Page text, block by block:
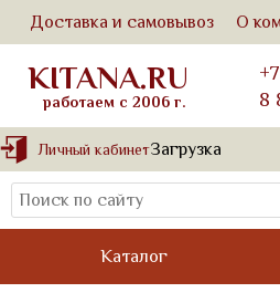
Доставка и самовывоз О
KITANA.RU
работаем с 2006 г.
8
Личный кабинетЗагрузка
Каталог